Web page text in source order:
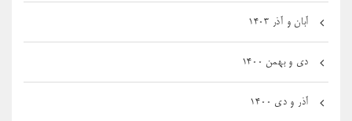
آبان و آذر ۱۴۰۳
دی و بهمن ۱۴۰۰
آذر و دی ۱۴۰۰